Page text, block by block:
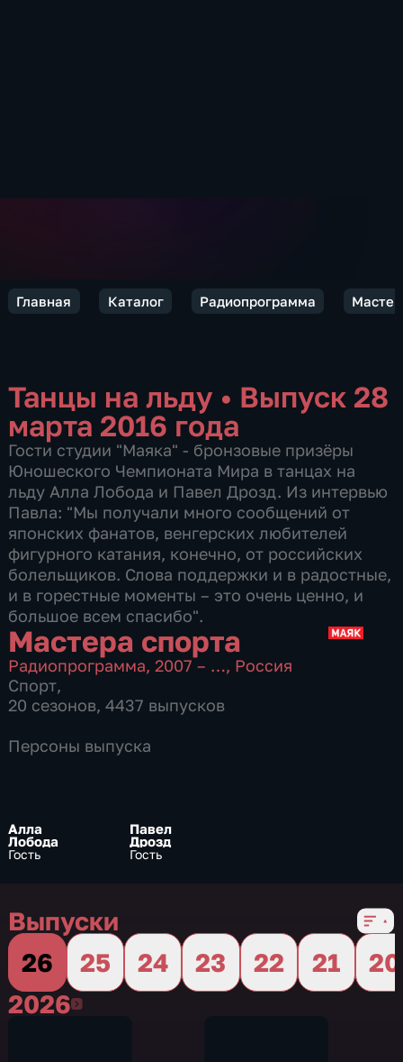
Главная Каталог Радиопрограмма
Танцы на льду • Выпуск 28
марта 2016 года
Гости студии "Маяка" - бронзовые призёры
Юношеского Чемпионата Мира в танцах на
льду Алла Лобода и Павел Дрозд. Из интервью
Павла: "Мы получали много сообщений от
японских фанатов, венгерских любителей
фигурного катания, конечно, от российских
болельщиков. Слова поддержки и в радостные,
и в горестные моменты – это очень ценно, и
большое всем спасибо".
Мастера спорта
Радиопрограмма,2007 – …, Россия
Спорт,
20 сезонов, 4437 выпусков
Персоны выпуска
Алла
Лобода
Гость
Павел
Дрозд
Гость
Выпуски
26
25 24 23 22 21
20
20262026